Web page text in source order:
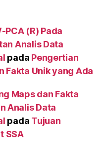
PCA (R) Pada
Analis Data
pada Pengertian
Fakta Unik yang Ada
Maps dan Fakta
Analis Data
pada Tujuan
SSA